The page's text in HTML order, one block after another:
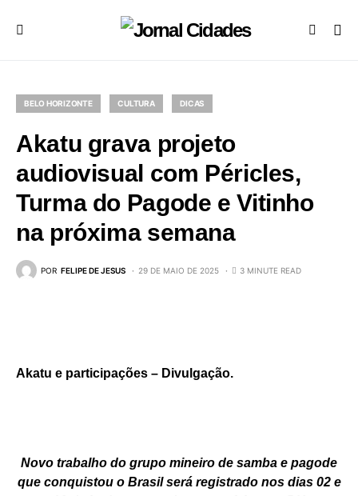
BELO HORIZONTE CULTURA DICAS
Akatu grava projeto
audiovisual com Péricles,
Turma do Pagode e Vitinho
na próxima semana
POR FELIPE DE JESUS 29 DE MAIO DE 2025 3 MINUTE READ
Akatu e participações – Divulgação.
Novo trabalho do grupo mineiro de samba e pagode
que conquistou o Brasil será registrado nos dias 02 e